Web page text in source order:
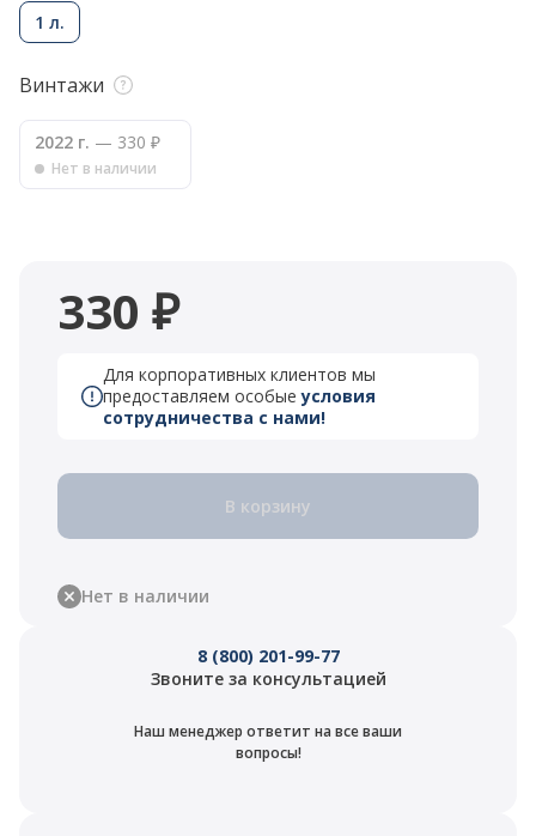
1 л.
Винтажи
2022 г. — 330 ₽
Нет в наличии
330 ₽
Для корпоративных клиентов мы
предоставляем особыеусловия
сотрудничества с нами!
В корзину
Нет в наличии
8 (800) 201-99-77
Звоните за консультацией
Наш менеджер ответит на все ваши
вопросы!